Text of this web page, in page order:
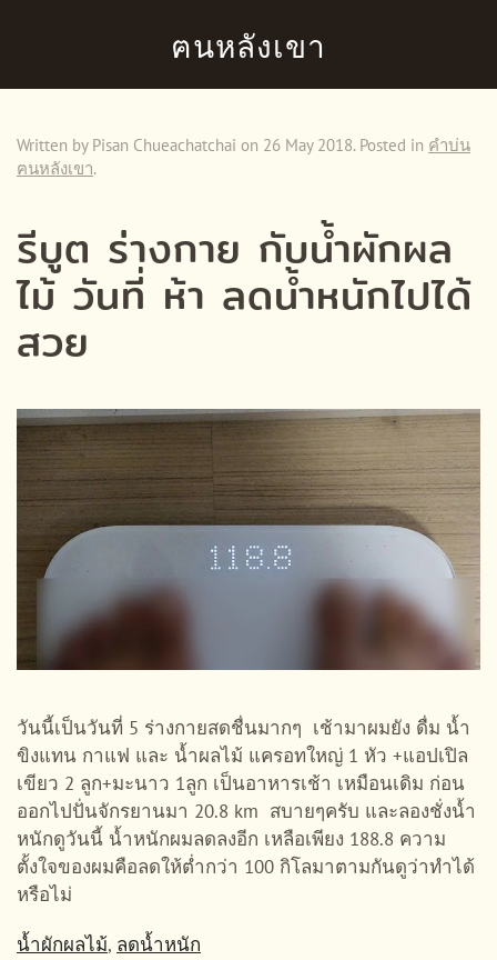
Skip to main contentฅนหลังเขา
Written by Pisan Chueachatchai on 26 May 2018. Posted in คำบ่น
ฅนหลังเขา.
รีบูต ร่างกาย กับน้ำผักผล
ไม้ วันที่ ห้า ลดน้ำหนักไปได้
สวย
วันนี้เป็นวันที่ 5 ร่างกายสดชื่นมากๆ เช้ามาผมยัง ดื่ม น้ำ
ขิงแทน กาแฟ และ น้ำผลไม้ แครอทใหญ่ 1 หัว +แอปเปิล
เขียว 2 ลูก+มะนาว 1ลูก เป็นอาหารเช้า เหมือนเดิม ก่อน
ออกไปปั่นจักรยานมา 20.8 km สบายๆครับ และลองชั่งน้ำ
หนักดูวันนี้ น้ำหนักผมลดลงอีก เหลือเพียง 188.8 ความ
ตั้งใจของผมคือลดให้ต่ำกว่า 100 กิโลมาตามกันดูว่าทำได้
หรือไม่
น้ำผักผลไม้, ลดน้ำหนัก